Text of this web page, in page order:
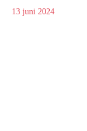
13 juni 2024